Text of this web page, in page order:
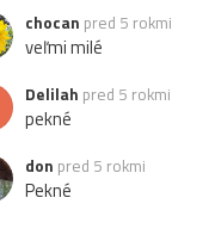
chocan pred 5 rokmi
veľmi milé
Delilah pred 5 rokmi
pekné
don pred 5 rokmi
Pekné